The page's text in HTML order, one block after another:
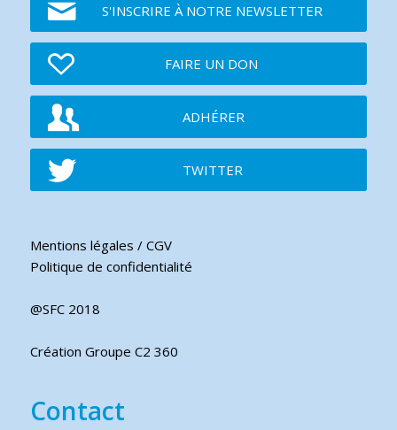
S'INSCRIRE À NOTRE NEWSLETTER
FAIRE UN DON
ADHÉRER
TWITTER
Mentions légales / CGV
Politique de confidentialité
@SFC 2018
Création Groupe C2 360
Contact